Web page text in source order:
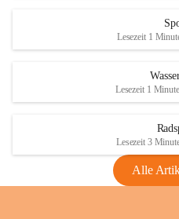
Rebe und der Amerikanischen
Anhang VBl. EU Nr. 18
1 Seite•1,4 MB
VBl. EU Nr. 18_2026
Lesezeit 1
Lesezeit 1 Minute
Lesezeit 3
Alle